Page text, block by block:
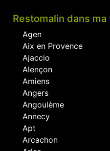
Restomalin dans ma
Agen
Aix en Provence
Ajaccio
Alençon
Amiens
Angers
Angoulème
Annecy
Apt
Arcachon